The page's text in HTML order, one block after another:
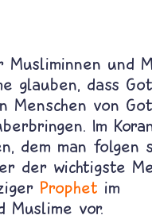
Musliminnen und
glauben, dass
Menschen von
Im
dem man folgen
der wichtigste
Prophet im
Muslime vor.